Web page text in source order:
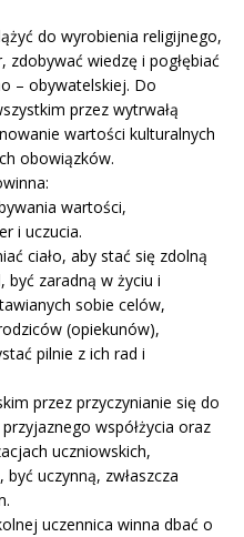
do wyrobienia religijnego,
zdobywać wiedzę i pogłębiać
– obywatelskiej. Do
przez wytrwałą
wartości kulturalnych
obowiązków.
wartości,
i uczucia.
ciało, aby stać się zdolną
zaradną w życiu i
sobie celów,
(opiekunów),
pilnie z ich rad i
przez przyczynianie się do
współżycia oraz
uczniowskich,
uczynną, zwłaszcza
uczennica winna dbać o